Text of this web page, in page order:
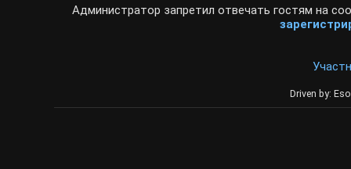
Администратор запретил отвечать гостям на
Driven by: